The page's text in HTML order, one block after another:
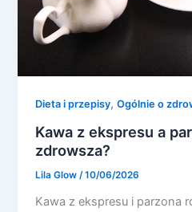
Dieta i przepisy,Ogólnie o
Kawa z ekspresu a
zdrowsza?
Lila Glow /10/06/2026
Kawa z ekspresu i parzona